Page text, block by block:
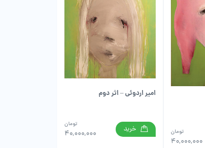
40,000,000
تومان
امیر اردوئی – اثر دوم
40,000,000
تومان خرید